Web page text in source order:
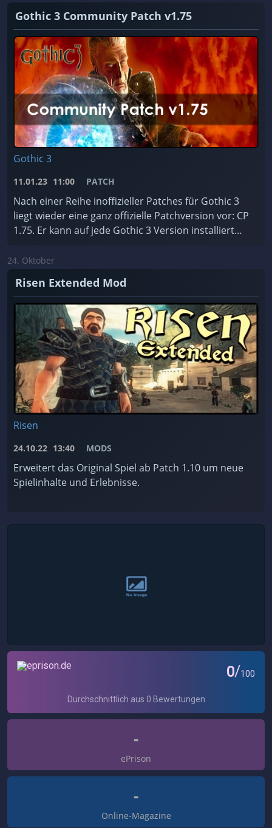
Gothic 3 Community Patch v1.75
Gothic 3
11.01.23 11:00 PATCH
Nach einer Reihe inoffizieller Patches für Gothic 3
liegt wieder eine ganz offizielle Patchversion vor: CP
1.75. Er kann auf jede Gothic 3 Version installiert
24. Oktober
Risen Extended Mod
Risen
24.10.22 13:40 MODS
Erweitert das Original Spiel ab Patch 1.10 um neue
Spielinhalte und Erlebnisse.
-
ePrison
-
Online-Magazine